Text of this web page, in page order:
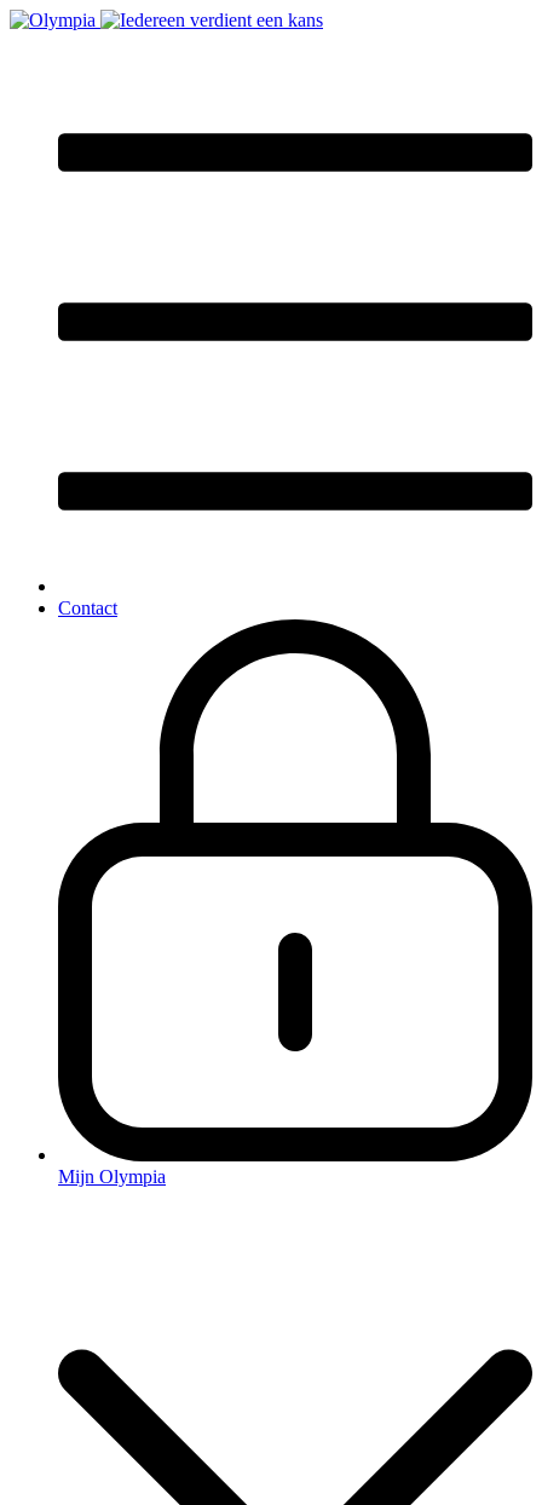
Contact
Mijn Olympia